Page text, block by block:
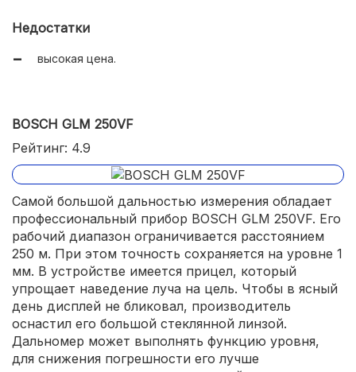
Недостатки
высокая цена.
BOSCH GLM 250VF
Рейтинг: 4.9
Самой большой дальностью измерения обладает
профессиональный прибор BOSCH GLM 250VF. Его
рабочий диапазон ограничивается расстоянием
250 м. При этом точность сохраняется на уровне 1
мм. В устройстве имеется прицел, который
упрощает наведение луча на цель. Чтобы в ясный
день дисплей не бликовал, производитель
оснастил его большой стеклянной линзой.
Дальномер может выполнять функцию уровня,
для снижения погрешности его лучше